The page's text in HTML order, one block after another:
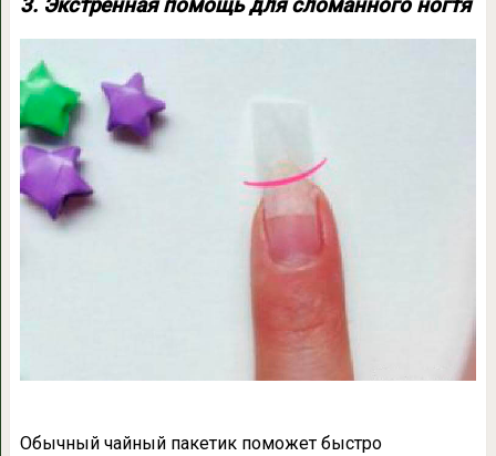
3. Экстренная помощь для сломанного ногтя
Обычный чайный пакетик поможет быстро